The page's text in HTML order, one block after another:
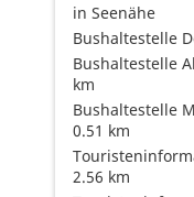
in Seenähe
Bushaltestelle
Bushaltestelle
km
Bushaltestelle
0.51 km
2.56 km